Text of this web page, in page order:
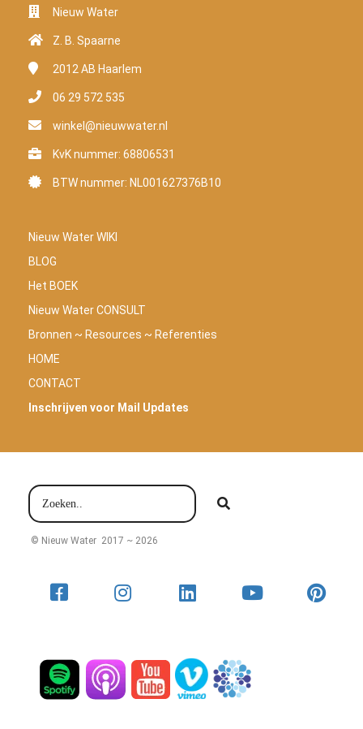
Nieuw Water
Z. B. Spaarne
2012 AB Haarlem
06 29 572 535
winkel@nieuwwater.nl
KvK nummer: 68806531
BTW nummer: NL001627376B10
Nieuw Water WIKI
BLOG
Het BOEK
Nieuw Water CONSULT
Bronnen ~ Resources ~ Referenties
HOME
CONTACT
Inschrijven voor Mail Updates
© Nieuw Water 2017 ~ 2026